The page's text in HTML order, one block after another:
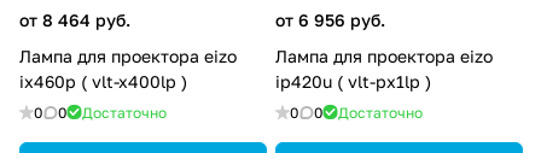
от 8 464 руб.
Лампа для проектора eizo
ix460p ( vlt-x400lp )
0 0 Достаточно
от 6 956 руб.
Лампа для проектора eizo
ip420u ( vlt-px1lp )
0 0 Достаточно